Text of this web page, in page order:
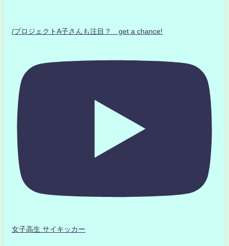
/プロジェクトA子さんも注目？ get a chance!
女子高生 サイキッカー